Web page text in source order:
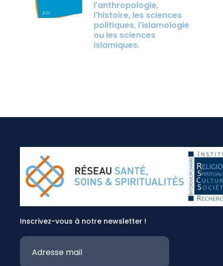
l'anthropologie,
l'histoire, les sciences
politiques, l'islamologie
ou les sciences
islamiques.
Inscrivez-vous à notre newsletter !